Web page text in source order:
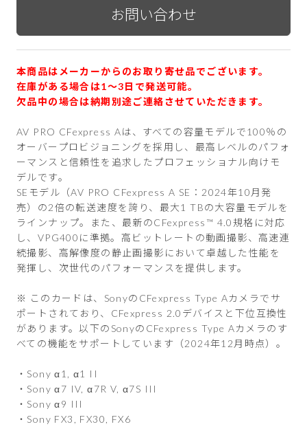
本商品はメーカーからのお取り寄せ品でございます。
在庫がある場合は1〜3日で発送可能。
欠品中の場合は納期別途ご連絡させていただきます。
AV PRO CFexpress Aは、すべての容量モデルで100％の
オーバープロビジョニングを採用し、最高レベルのパフォ
ーマンスと信頼性を追求したプロフェッショナル向けモ
デルです。
SEモデル（AV PRO CFexpress A SE：2024年10月発
売）の2倍の転送速度を誇り、最大1 TBの大容量モデルを
ラインナップ。また、最新のCFexpress™ 4.0規格に対応
し、VPG400に準拠。高ビットレートの動画撮影、高速連
続撮影、高解像度の静止画撮影において卓越した性能を
発揮し、次世代のパフォーマンスを提供します。
※ このカードは、SonyのCFexpress Type Aカメラでサ
ポートされており、CFexpress 2.0デバイスと下位互換性
があります。以下のSonyのCFexpress Type Aカメラのす
べての機能をサポートしています（2024年12月時点）。
・Sony α1, α1 II
・Sony α7 IV, α7R V, α7S III
・Sony α9 III
・Sony FX3, FX30, FX6